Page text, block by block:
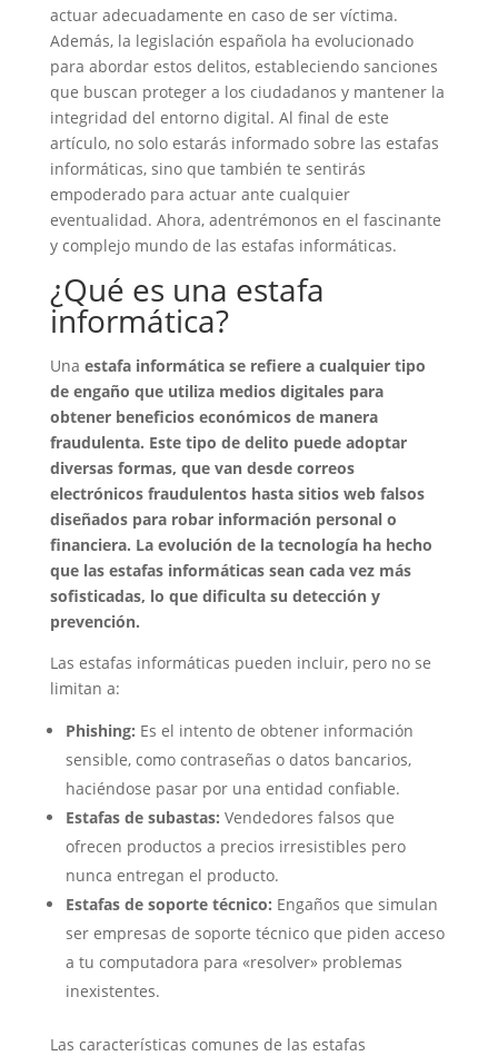
actuar adecuadamente en caso de ser víctima.
Además, la legislación española ha evolucionado
para abordar estos delitos, estableciendo sanciones
que buscan proteger a los ciudadanos y mantener la
integridad del entorno digital. Al final de este
artículo, no solo estarás informado sobre las estafas
informáticas, sino que también te sentirás
empoderado para actuar ante cualquier
eventualidad. Ahora, adentrémonos en el fascinante
y complejo mundo de las estafas informáticas.
¿Qué es una estafa
informática?
Una estafa informáticase refiere a cualquier tipo
de engaño que utiliza medios digitales para
obtener beneficios económicos de manera
fraudulenta. Este tipo de delito puede adoptar
diversas formas, que van desde correos
electrónicos fraudulentos hasta sitios web falsos
diseñados para robar información personal o
financiera. La evolución de la tecnología ha hecho
que las estafas informáticas sean cada vez más
sofisticadas, lo que dificulta su detección y
prevención.
Las estafas informáticas pueden incluir, pero no se
limitan a:
Phishing: Es el intento de obtener información
sensible, como contraseñas o datos bancarios,
haciéndose pasar por una entidad confiable.
Estafas de subastas: Vendedores falsos que
ofrecen productos a precios irresistibles pero
nunca entregan el producto.
Estafas de soporte técnico: Engaños que simulan
ser empresas de soporte técnico que piden acceso
a tu computadora para «resolver» problemas
inexistentes.
Las características comunes de las estafas